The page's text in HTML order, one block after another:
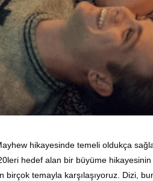
hikayesinde temeli oldukça
hedef alan bir büyüme hikayesinin
birçok temayla karşılaşıyoruz. Dizi,